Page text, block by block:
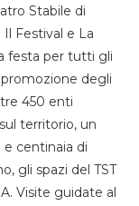
Stabile di
Festival e La
festa per tutti gli
degli
450 enti
territorio, un
centinaia di
gli spazi del TST
Visite guidate al